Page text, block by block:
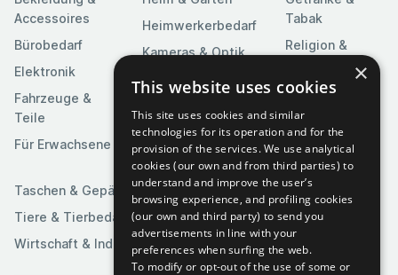
Accessoires
Bürobedarf
Elektronik
Fahrzeuge &
Teile
Für Erwachsene
Heimwerkerbedarf
Kameras & Optik
Kunst &
Unterhaltung
Medien
Tabak
Religion &
Feierlichkeiten
Software
Spielzeuge &
Spiele
Sportartikel
Taschen & Gepäck
Tiere & Tierbedarf
Wirtschaft & Industrie
×
This website uses cookies
This site uses cookies and similar
technologies for its operation and for the
provision of the services. We use analytical
cookies (our own and from third parties) to
understand and improve the user’s
browsing experience, and profiling cookies
(our own and third party) to send you
advertisements in line with your
preferences when surfing the web.
To modify or opt-out of the use of some or